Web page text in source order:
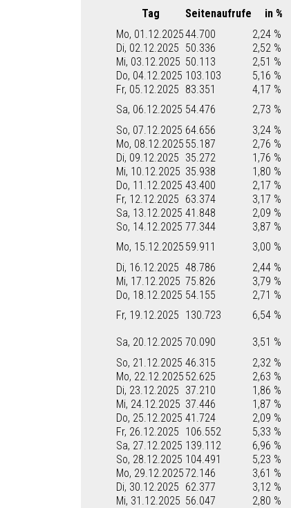
Tag Seitenaufrufe in %
Mo, 01.12.202544.700 2,24 %
Di, 02.12.2025 50.336 2,52 %
Mi, 03.12.2025 50.113 2,51 %
Do, 04.12.2025 103.103 5,16 %
Fr, 05.12.2025 83.351 4,17 %
Sa, 06.12.2025 54.476 2,73 %
So, 07.12.2025 64.656 3,24 %
Mo, 08.12.2025 55.187 2,76 %
Di, 09.12.2025 35.272 1,76 %
Mi, 10.12.2025 35.938 1,80 %
Do, 11.12.2025 43.400 2,17 %
Fr, 12.12.2025 63.374 3,17 %
Sa, 13.12.2025 41.848 2,09 %
So, 14.12.2025 77.344 3,87 %
Mo, 15.12.2025 59.911 3,00 %
Di, 16.12.2025 48.786 2,44 %
Mi, 17.12.2025 75.826 3,79 %
Do, 18.12.2025 54.155 2,71 %
Fr, 19.12.2025 130.723 6,54 %
Sa, 20.12.2025 70.090 3,51 %
So, 21.12.2025 46.315 2,32 %
Mo, 22.12.2025 52.625 2,63 %
Di, 23.12.2025 37.210 1,86 %
Mi, 24.12.2025 37.446 1,87 %
Do, 25.12.2025 41.724 2,09 %
Fr, 26.12.2025 106.552 5,33 %
Sa, 27.12.2025 139.112 6,96 %
So, 28.12.2025 104.491 5,23 %
Mo, 29.12.202572.146 3,61 %
Di, 30.12.2025 62.377 3,12 %
Mi, 31.12.2025 56.047 2,80 %